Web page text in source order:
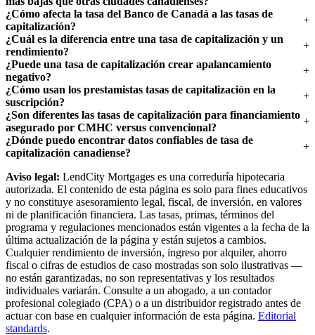
¿Cómo afecta la tasa del Banco de Canadá a las tasas de
capitalización?
¿Cuál es la diferencia entre una tasa de capitalización y un
rendimiento?
¿Puede una tasa de capitalización crear apalancamiento
negativo?
¿Cómo usan los prestamistas tasas de capitalización en la
suscripción?
¿Son diferentes las tasas de capitalización para financiamiento
asegurado por CMHC versus convencional?
¿Dónde puedo encontrar datos confiables de tasa de
capitalización canadiense?
Aviso legal: LendCity Mortgages es una correduría hipotecaria
autorizada. El contenido de esta página es solo para fines educativos
y no constituye asesoramiento legal, fiscal, de inversión, en valores
ni de planificación financiera. Las tasas, primas, términos del
programa y regulaciones mencionados están vigentes a la fecha de la
última actualización de la página y están sujetos a cambios.
Cualquier rendimiento de inversión, ingreso por alquiler, ahorro
fiscal o cifras de estudios de caso mostradas son solo ilustrativas —
no están garantizadas, no son representativas y los resultados
individuales variarán. Consulte a un abogado, a un contador
profesional colegiado (CPA) o a un distribuidor registrado antes de
actuar con base en cualquier información de esta página. Editorial
standards.